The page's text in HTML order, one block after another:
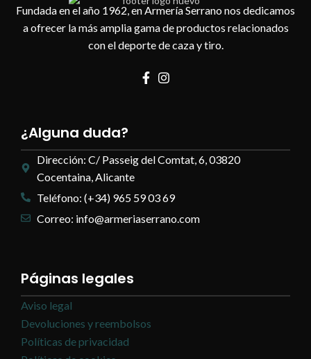
Fundada en el año 1962, en Armería Serrano nos dedicamos
a ofrecer la más amplia gama de productos relacionados
con el deporte de caza y tiro.
¿Alguna duda?
Dirección: C/ Passeig del Comtat, 6, 03820
Cocentaina, Alicante
Teléfono: (+34) 965 59 03 69
Correo: info@armeriaserrano.com
Páginas legales
Aviso legal
Devoluciones y reembolsos
Políticas de privacidad